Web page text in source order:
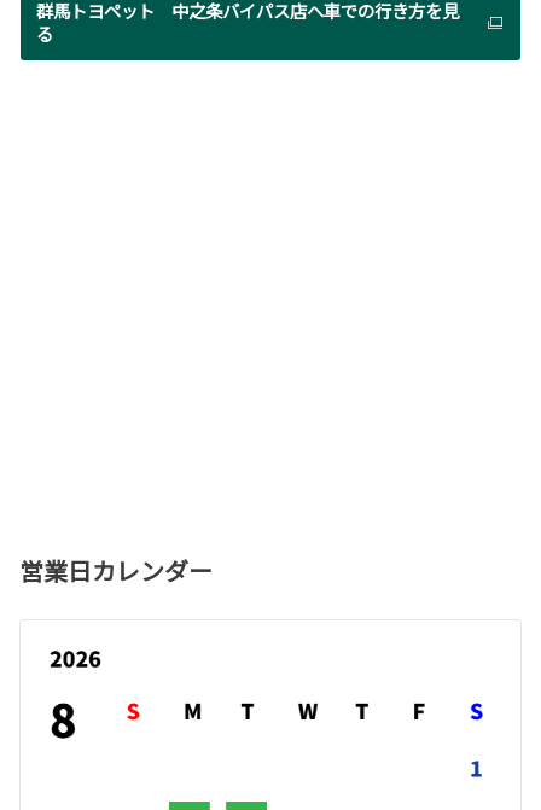
群馬トヨペット 中之条バイパス店へ車での行き方を見
る
営業日カレンダー